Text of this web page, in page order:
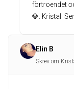
förtroendet
💎. Kristall
Elin B
Skrev om